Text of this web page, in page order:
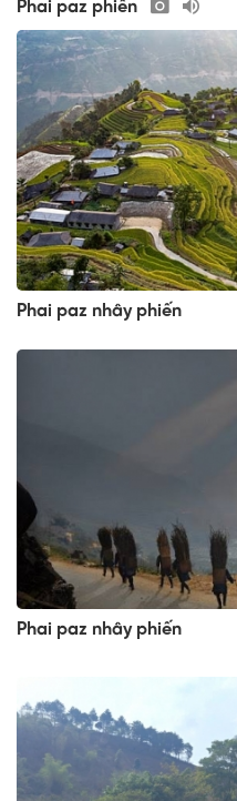
Phai paz phiến
Phai paz nhây phiến
Phai paz nhây phiến